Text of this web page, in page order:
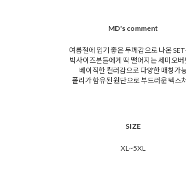
MD's comment
여름철에 입기 좋은 두께감으로 나온
빅사이즈분들에게 딱 떨어지는 세미오버
베이직한 컬러감으로 다양한 매칭가
폴리가 함유된 원단으로 부드러운 텍스
SIZE
XL~5XL